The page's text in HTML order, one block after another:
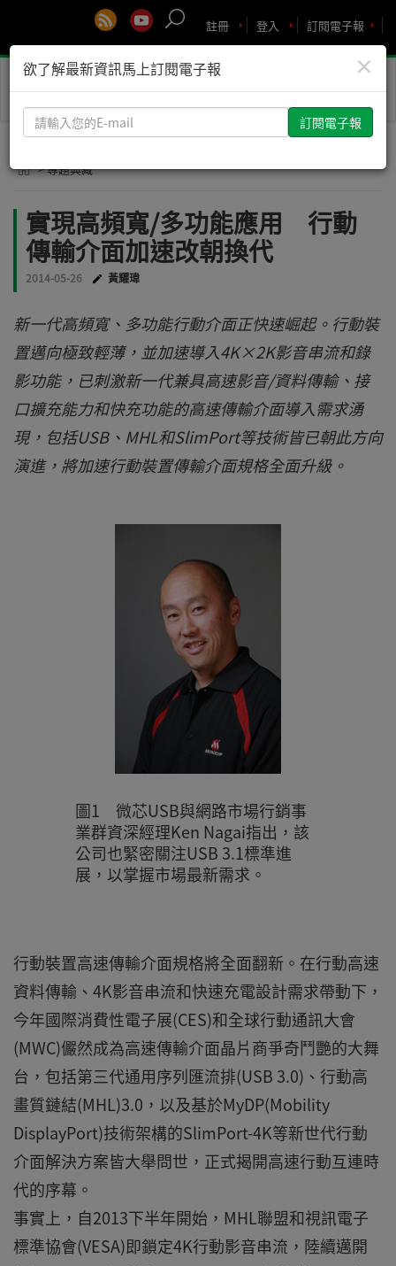
訂閱電子報
登入
註冊
Toggle
> 專題典藏
實現高頻寬/多功能應用 行動
傳輸介面加速改朝換代
2014-05-26 黃耀瑋
新一代高頻寬、多功能行動介面正快速崛起。行動裝
置邁向極致輕薄，並加速導入4K×2K影音串流和錄
影功能，已刺激新一代兼具高速影音/資料傳輸、接
口擴充能力和快充功能的高速傳輸介面導入需求湧
現，包括USB、MHL和SlimPort等技術皆已朝此方向
演進，將加速行動裝置傳輸介面規格全面升級。
圖1 微芯USB與網路市場行銷事
業群資深經理Ken Nagai指出，該
公司也緊密關注USB 3.1標準進
展，以掌握市場最新需求。
行動裝置高速傳輸介面規格將全面翻新。在行動高速
資料傳輸、4K影音串流和快速充電設計需求帶動下，
今年國際消費性電子展(CES)和全球行動通訊大會
(MWC)儼然成為高速傳輸介面晶片商爭奇鬥艷的大舞
台，包括第三代通用序列匯流排(USB 3.0)、行動高
畫質鏈結(MHL)3.0，以及基於MyDP(Mobility
DisplayPort)技術架構的SlimPort-4K等新世代行動
介面解決方案皆大舉問世，正式揭開高速行動互連時
代的序幕。
事實上，自2013下半年開始，MHL聯盟和視訊電子
標準協會(VESA)即鎖定4K行動影音串流，陸續邁開
×
欲了解最新資訊馬上訂閱電子報
請
輸
您
E-
mail